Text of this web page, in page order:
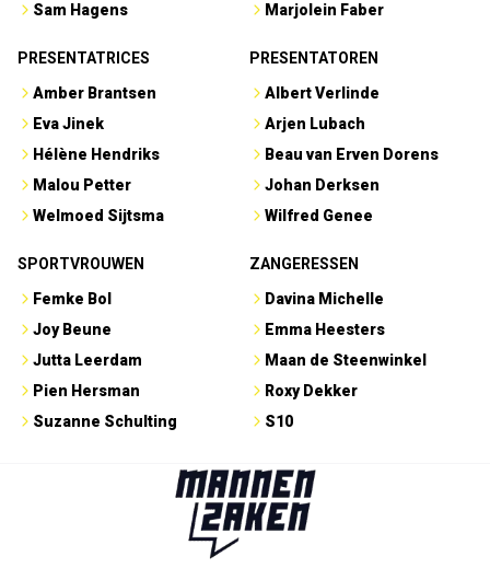
Sam Hagens
Marjolein Faber
PRESENTATRICES
Amber Brantsen
Eva Jinek
Hélène Hendriks
Malou Petter
Welmoed Sijtsma
PRESENTATOREN
Albert Verlinde
Arjen Lubach
Beau van Erven Dorens
Johan Derksen
Wilfred Genee
SPORTVROUWEN
Femke Bol
Joy Beune
Jutta Leerdam
Pien Hersman
Suzanne Schulting
ZANGERESSEN
Davina Michelle
Emma Heesters
Maan de Steenwinkel
Roxy Dekker
S10